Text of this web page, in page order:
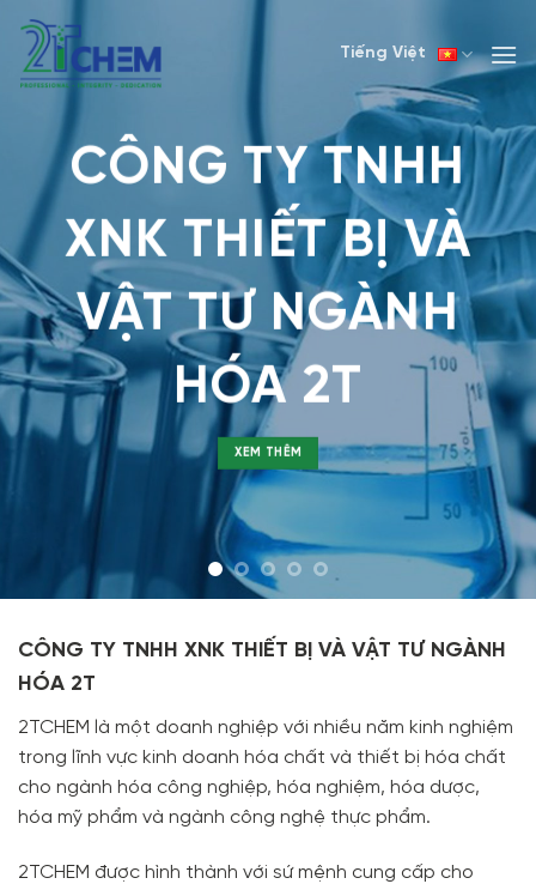
content
Tiếng Việt
CÔNG TY TNHH XNK
THIẾT BỊ VÀ VẬT TƯ
NGÀNH HÓA 2T
XEM THÊM
CÔNG TY TNHH XNK THIẾT BỊ VÀ VẬT TƯ NGÀNH
HÓA 2T
2TCHEM là một doanh nghiệp với nhiều năm kinh nghiệm
trong lĩnh vực kinh doanh hóa chất và thiết bị hóa chất
cho ngành hóa công nghiệp, hóa nghiệm, hóa dược,
hóa mỹ phẩm và ngành công nghệ thực phẩm.
2TCHEM được hình thành với sứ mệnh cung cấp cho